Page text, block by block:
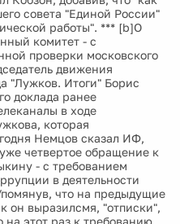
совета "Единой России"
работы". *** [b]О
комитет - с
проверки московского
движения
"Лужков. Итоги" Борис
доклада ранее
в ходе
которая
Немцов сказал ИФ,
четвертое обращение к
- с требованием
в деятельности
что на предыдущие
он выразилсмя, "отписки",